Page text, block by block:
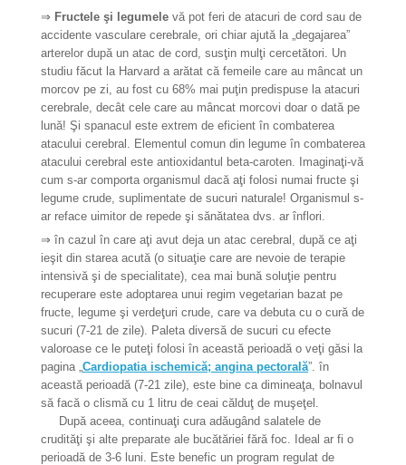
⇒ Fructele şi legumele vă pot feri de atacuri de cord sau de
accidente vasculare cerebrale, ori chiar ajută la „degajarea”
arterelor după un atac de cord, susţin mulţi cercetători. Un
studiu făcut la Harvard a arătat că femeile care au mâncat un
morcov pe zi, au fost cu 68% mai puţin predispuse la atacuri
cerebrale, decât cele care au mâncat morcovi doar o dată pe
lună! Şi spanacul este extrem de eficient în combaterea
atacului cerebral. Elementul comun din legume în combaterea
atacului cerebral este antioxidantul beta-caroten. Imaginaţi-vă
cum s-ar comporta organismul dacă aţi folosi numai fructe şi
legume crude, suplimentate de sucuri naturale! Organismul s-
ar reface uimitor de repede şi sănătatea dvs. ar înflori.
⇒ în cazul în care aţi avut deja un atac cerebral, după ce aţi
ieşit din starea acută (o situaţie care are nevoie de terapie
intensivă şi de specialitate), cea mai bună soluţie pentru
recuperare este adoptarea unui regim vegetarian bazat pe
fructe, legume şi verdeţuri crude, care va debuta cu o cură de
sucuri (7-21 de zile). Paleta diversă de sucuri cu efecte
valoroase ce le puteţi folosi în această perioadă o veţi găsi la
pagina „Cardiopatia ischemică; angina pectorală”. în
această perioadă (7-21 zile), este bine ca dimineaţa, bolnavul
să facă o clismă cu 1 litru de ceai călduţ de muşeţel.
După aceea, continuaţi cura adăugând salatele de
crudităţi şi alte preparate ale bucătăriei fără foc. Ideal ar fi o
perioadă de 3-6 luni. Este benefic un program regulat de